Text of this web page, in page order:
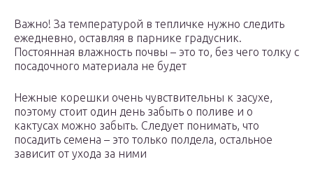
Важно! За температурой в тепличке нужно следить
ежедневно, оставляя в парнике градусник.
Постоянная влажность почвы – это то, без чего толку с
посадочного материала не будет
Нежные корешки очень чувствительны к засухе,
поэтому стоит один день забыть о поливе и о
кактусах можно забыть. Следует понимать, что
посадить семена – это только полдела, остальное
зависит от ухода за ними